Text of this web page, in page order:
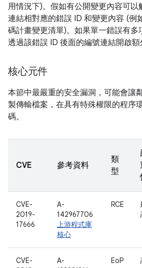
用情況下)。假如有公開變更內容可以
連結相對應的錯誤 ID 和變更內容 (例
碼計畫變更清單)。如果單一錯誤有多
透過該錯誤 ID 後面的編號連結開啟額
核心元件
本節中最嚴重的安全漏洞，可能會讓
製傳輸檔案，在具有特殊權限的程序
碼。
CVE 參考資料
類
型
CVE-
2019-
17666
A-
142967706
上游程式庫
核心
RCE
CVE-
A-
EoP